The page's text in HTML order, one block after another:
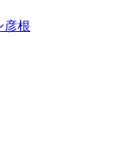
彦根